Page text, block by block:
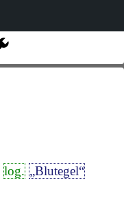
log. „Blutegel“